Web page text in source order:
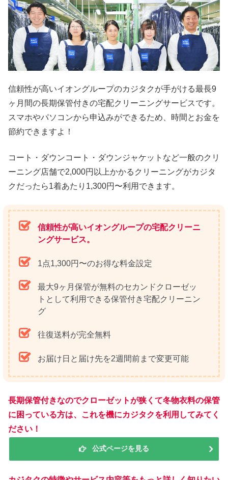
信頼性が高いイオングループのカジタクが手がける最長9
ヶ月間の長期保管付きの宅配クリーニングサービスです。
スマホやパソコンから申込みができるため、時間とお金を
節約できますよ！
コート・ダウンコート・ダウンジャケットなど一般のクリ
ーニング店舗で2,000円以上かかるクリーニングがカジタ
クだったら1着あたり1,300円〜利用できます。
信頼性が高いイオングループの宅配クリーニ
ングサービス。
1点1,300円〜のお得な料金設定
最大9ヶ月保管が無料のセカンドクローゼッ
トとして利用できる保管付き宅配クリーニン
グ
往復送料が完全無料
お届け日と届け先を2週間前まで変更可能
長期保管付きなのでクローゼットが狭くて冬物衣料の保管
に困っている方は、これを機にカジタクを利用してみてく
ださい！
公式ページを見る